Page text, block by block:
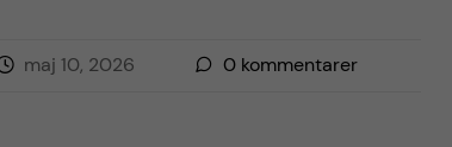
maj 10, 2026 0kommentarer